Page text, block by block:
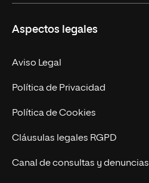
Doctorados
Experto Universitario
Postgrados
Cursos Universitarios
Facultades
Nuestro Equipo
Trabaja en UNIR
Actualidad
UNIR Revista
Eventos
Aspectos legales
Aviso Legal
Política de Privacidad
Política de Cookies
Cláusulas legales RGPD
Canal de consultas y denuncias